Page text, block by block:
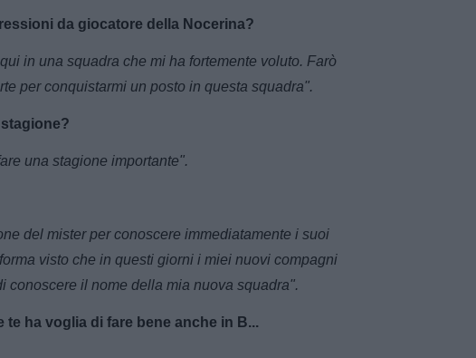
da giocatore della Nocerina?
in una squadra che mi ha fortemente voluto. Farò
per conquistarmi un posto in questa squadra".
una stagione importante".
del mister per conoscere immediatamente i suoi
visto che in questi giorni i miei nuovi compagni
conoscere il nome della mia nuova squadra".
ha voglia di fare bene anche in B...